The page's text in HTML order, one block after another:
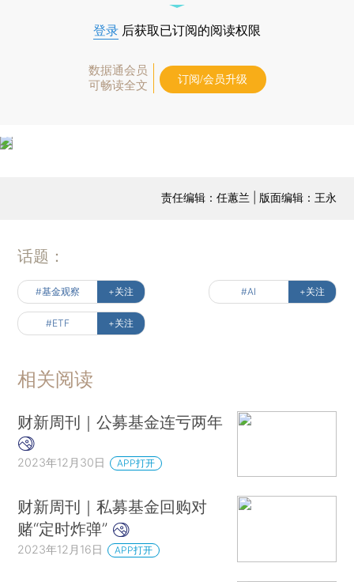
登录 后获取已订阅的阅读权限
数据通会员
可畅读全文
订阅/会员升级
责任编辑：任蕙兰 | 版面编辑：王永
话题：
#基金观察 +关注 #AI +关注
#ETF +关注
相关阅读
财新周刊｜公募基金连亏两年
2023年12月30日 APP打开
财新周刊｜私募基金回购对
赌“定时炸弹”
2023年12月16日 APP打开